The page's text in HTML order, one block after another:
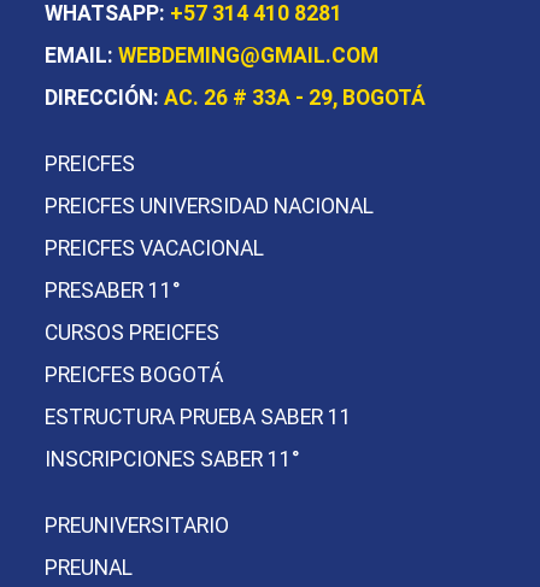
WHATSAPP: +57 314 410 8281
EMAIL: WEBDEMING@GMAIL.COM
DIRECCIÓN: AC. 26 # 33A - 29, BOGOTÁ
PREICFES
PREICFES UNIVERSIDAD NACIONAL
PREICFES VACACIONAL
PRESABER 11°
CURSOS PREICFES
PREICFES BOGOTÁ
ESTRUCTURA PRUEBA SABER 11
INSCRIPCIONES SABER 11°
PREUNIVERSITARIO
PREUNAL